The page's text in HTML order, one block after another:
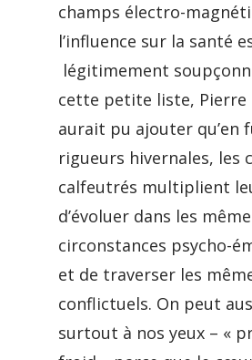
champs électro-
l’influence sur la santé
légitimement
cette petite liste, Pierre
aurait pu ajouter qu’en
rigueurs hivernales, les
calfeutrés multiplient
d’évoluer dans les
circonstances psycho-
et de traverser les
conflictuels. On peut
surtout à nos yeux – «